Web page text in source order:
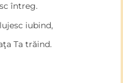
întreg.
iubind,
Ta trăind.